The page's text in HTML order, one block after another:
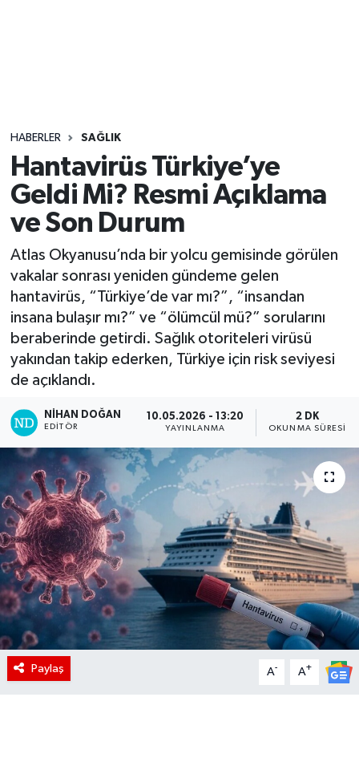
HABERLER SAĞLIK
Hantavirüs Türkiye’ye
Geldi Mi? Resmi Açıklama
ve Son Durum
Atlas Okyanusu’nda bir yolcu gemisinde görülen
vakalar sonrası yeniden gündeme gelen
hantavirüs, “Türkiye’de var mı?”, “insandan
insana bulaşır mı?” ve “ölümcül mü?” sorularını
beraberinde getirdi. Sağlık otoriteleri virüsü
yakından takip ederken, Türkiye için risk seviyesi
de açıklandı.
NIHAN DOĞAN
EDITÖR
10.05.2026 - 13:20
YAYINLANMA
2 DK
OKUNMA SÜRESI
Paylaş A- A+
Yaşam